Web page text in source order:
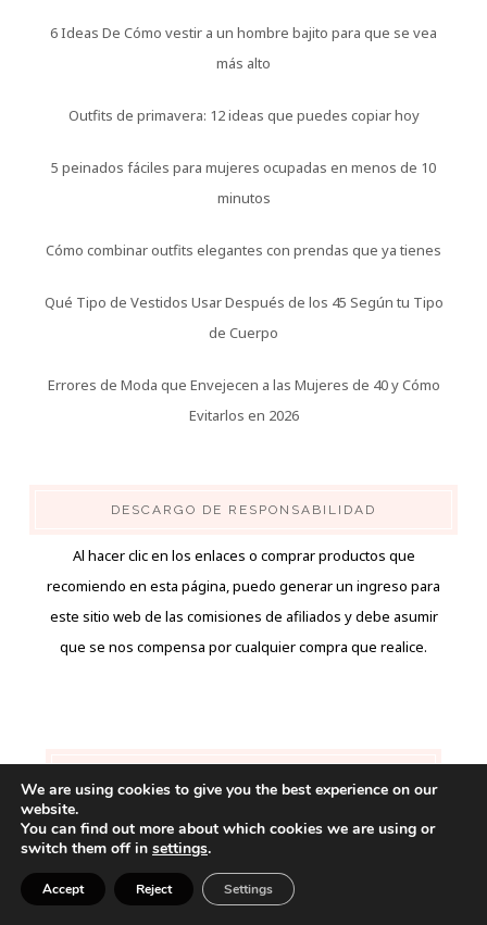
6 Ideas De Cómo vestir a un hombre bajito para que se vea
más alto
Outfits de primavera: 12 ideas que puedes copiar hoy
5 peinados fáciles para mujeres ocupadas en menos de 10
minutos
Cómo combinar outfits elegantes con prendas que ya tienes
Qué Tipo de Vestidos Usar Después de los 45 Según tu Tipo
de Cuerpo
Errores de Moda que Envejecen a las Mujeres de 40 y Cómo
Evitarlos en 2026
DESCARGO DE RESPONSABILIDAD
Al hacer clic en los enlaces o comprar productos que
recomiendo en esta página, puedo generar un ingreso para
este sitio web de las comisiones de afiliados y debe asumir
que se nos compensa por cualquier compra que realice.
Inicio
Moda
Belleza
We are using cookies to give you the best experience on our
website.
You can find out more about which cookies we are using or
switch them off in settings.
Accept Reject Settings